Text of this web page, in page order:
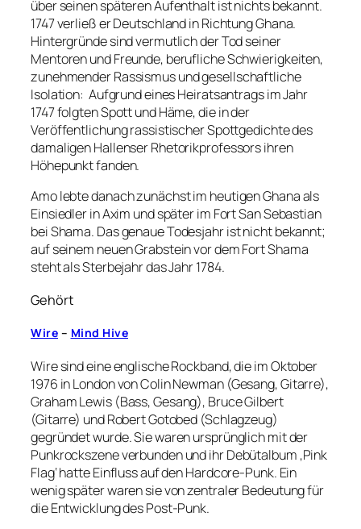
über seinen späteren Aufenthalt ist nichts bekannt.
1747 verließ er Deutschland in Richtung Ghana.
Hintergründe sind vermutlich der Tod seiner
Mentoren und Freunde, berufliche Schwierigkeiten,
zunehmender Rassismus und gesellschaftliche
Isolation: Aufgrund eines Heiratsantrags im Jahr
1747 folgten Spott und Häme, die in der
Veröffentlichung rassistischer Spottgedichte des
damaligen Hallenser Rhetorikprofessors ihren
Höhepunkt fanden.
Amo lebte danach zunächst im heutigen Ghana als
Einsiedler in Axim und später im Fort San Sebastian
bei Shama. Das genaue Todesjahr ist nicht bekannt;
auf seinem neuen Grabstein vor dem Fort Shama
steht als Sterbejahr das Jahr 1784.
Gehört
Wire – Mind Hive
Wire sind eine englische Rockband, die im Oktober
1976 in London von Colin Newman (Gesang, Gitarre),
Graham Lewis (Bass, Gesang), Bruce Gilbert
(Gitarre) und Robert Gotobed (Schlagzeug)
gegründet wurde. Sie waren ursprünglich mit der
Punkrockszene verbunden und ihr Debütalbum ‚Pink
Flag‘ hatte Einfluss auf den Hardcore-Punk. Ein
wenig später waren sie von zentraler Bedeutung für
die Entwicklung des Post-Punk.